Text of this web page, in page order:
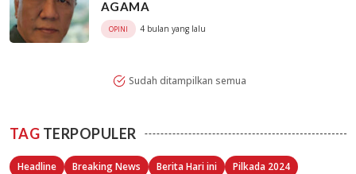
AGAMA
OPINI 4 bulan yang lalu
Sudah ditampilkan semua
TAG TERPOPULER
Headline Breaking News Berita Hari ini
Pilkada 2024